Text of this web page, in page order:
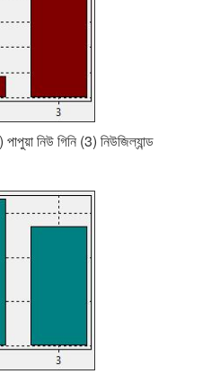
নিউ গিনি (3) নিউজিল্যান্ড